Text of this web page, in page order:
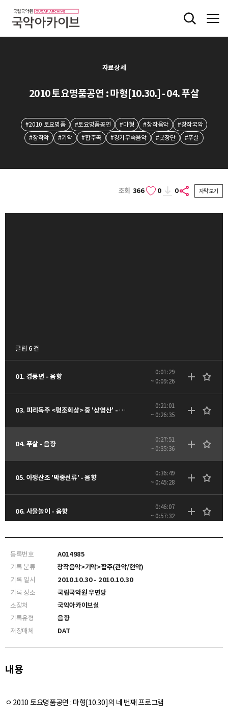
자료상세
2010 토요명품공연 : 마형[10.30.] - 04. 푸살
#2010 토요명품 #토요명품공연 #마형 #창작음악
#창작국악
#창작악
#기악 #합주곡 #경기무속음악 #굿장단 #푸살
조회 366 0 0 자막보기
클립 6 건
01. 경풍년 - 음향
0:01:29
~ 0:09:26
03. 피리독주 <평조회상> 중 '상영산' - 음향
0:21:01
~ 0:26:35
04. 푸살 - 음향
0:27:51
~ 0:35:36
05. 아쟁산조 '박종선류' - 음향
0:36:49
~ 0:45:28
06. 사물놀이 - 음향
0:46:07
~ 0:57:32
1:07:40
등록번호
A014985
기록 분류
창작음악>기악>합주(관악/현악)
기록 일시
2010.10.30 - 2010.10.30
기록 장소
국립국악원 우면당
소장처
국악아카이브실
기록유형
음향
저장매체
DAT
내용
ㅇ 2010 토요명품공연 : 마형[10.30]의 네 번째 프로그램